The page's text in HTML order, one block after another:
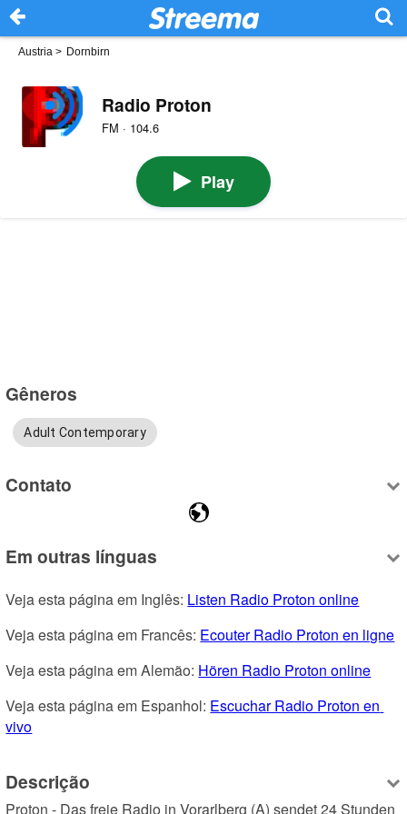
Austria > Dornbirn
Radio Proton
FM · 104.6
Play
Gêneros
Adult Contemporary
Contato
Em outras línguas
Veja esta página em Inglês: Listen Radio Proton online
Veja esta página em Francês: Ecouter Radio Proton en ligne
Veja esta página em Alemão: Hören Radio Proton online
Veja esta página em Espanhol: Escuchar Radio Proton en
vivo
Descrição
Proton - Das freie Radio in Vorarlberg (A) sendet 24 Stunden